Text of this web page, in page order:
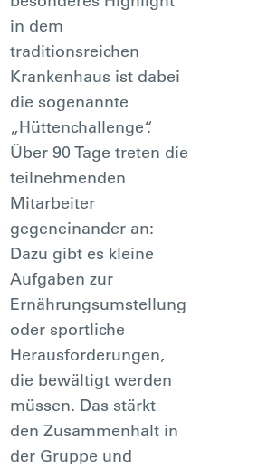
in dem
traditionsreichen
Krankenhaus ist dabei
die sogenannte
„Hüttenchallenge“.
Über 90 Tage treten die
teilnehmenden
Mitarbeiter
gegeneinander an:
Dazu gibt es kleine
Aufgaben zur
Ernährungsumstellung
oder sportliche
Herausforderungen,
die bewältigt werden
müssen. Das stärkt
den Zusammenhalt in
der Gruppe und